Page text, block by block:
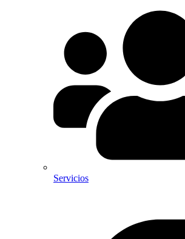
Servicios